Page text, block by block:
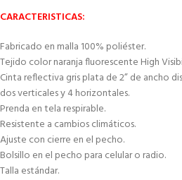
CARACTERISTICAS:
Fabricado en malla 100% poliéster.
Tejido color naranja fluorescente High
Cinta reflectiva gris plata de 2” de ancho
dos verticales y 4 horizontales.
Prenda en tela respirable.
Resistente a cambios climáticos.
Ajuste con cierre en el pecho.
Bolsillo en el pecho para celular o radio.
Talla estándar.